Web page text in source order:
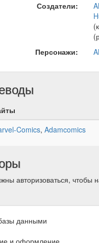
Создатели:
Персонажи:
Comics, Adamcomics
авторизоваться, чтобы
данными